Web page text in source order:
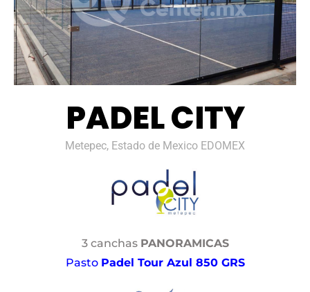
PADEL CITY
Metepec, Estado de Mexico EDOMEX
3 canchas PANORAMICAS
Pasto Padel Tour Azul 850 GRS